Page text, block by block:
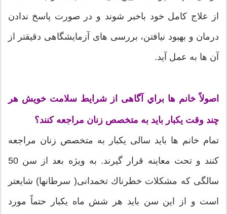
از علاج كامل خود باخبر شوند و در صورت پاسخ ندادن
درمان و بهبود نیافتن، بررسی های آزمایشگاهی دقیقتر از
آن ها به عمل آید.
اصولاً خانم ها براي آگاهی از شرایط سلامت خویش هر
چند وقت یكبار باید به متخصص زنان مراجعه كنند؟
تمام خانم ها باید سالی یكبار به متخصص زنان مراجعه
كنند و تحت معاینه قرار گیرند. به ویژه بعد از سن 50
سالگی كه مشكلات خطرناك تخمدانی( سرطانها) شایعتر
است و از این سن باید هر شش ماه یكبار حتماً مورد